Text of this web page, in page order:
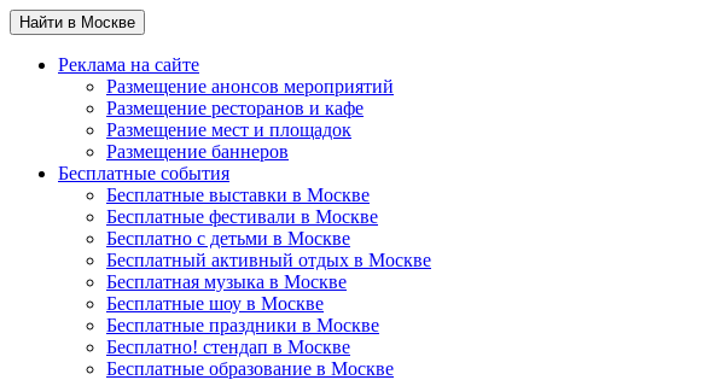
Найти в Москве
Реклама на сайте
Размещение анонсов мероприятий
Размещение ресторанов и кафе
Размещение мест и площадок
Размещение баннеров
Бесплатные события
Бесплатные выставки в Москве
Бесплатные фестивали в Москве
Бесплатно с детьми в Москве
Бесплатный активный отдых в Москве
Бесплатная музыка в Москве
Бесплатные шоу в Москве
Бесплатные праздники в Москве
Бесплатно! стендап в Москве
Бесплатные образование в Москве